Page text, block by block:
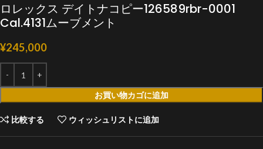
ロレックス デイトナコピー126589rbr-0001
Cal.4131ムーブメント
¥245,000
お買い物カゴに追加
比較する ウィッシュリストに追加